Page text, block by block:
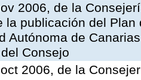
2006, de la
la publicación del
Autónoma de
Consejo
2006, de la